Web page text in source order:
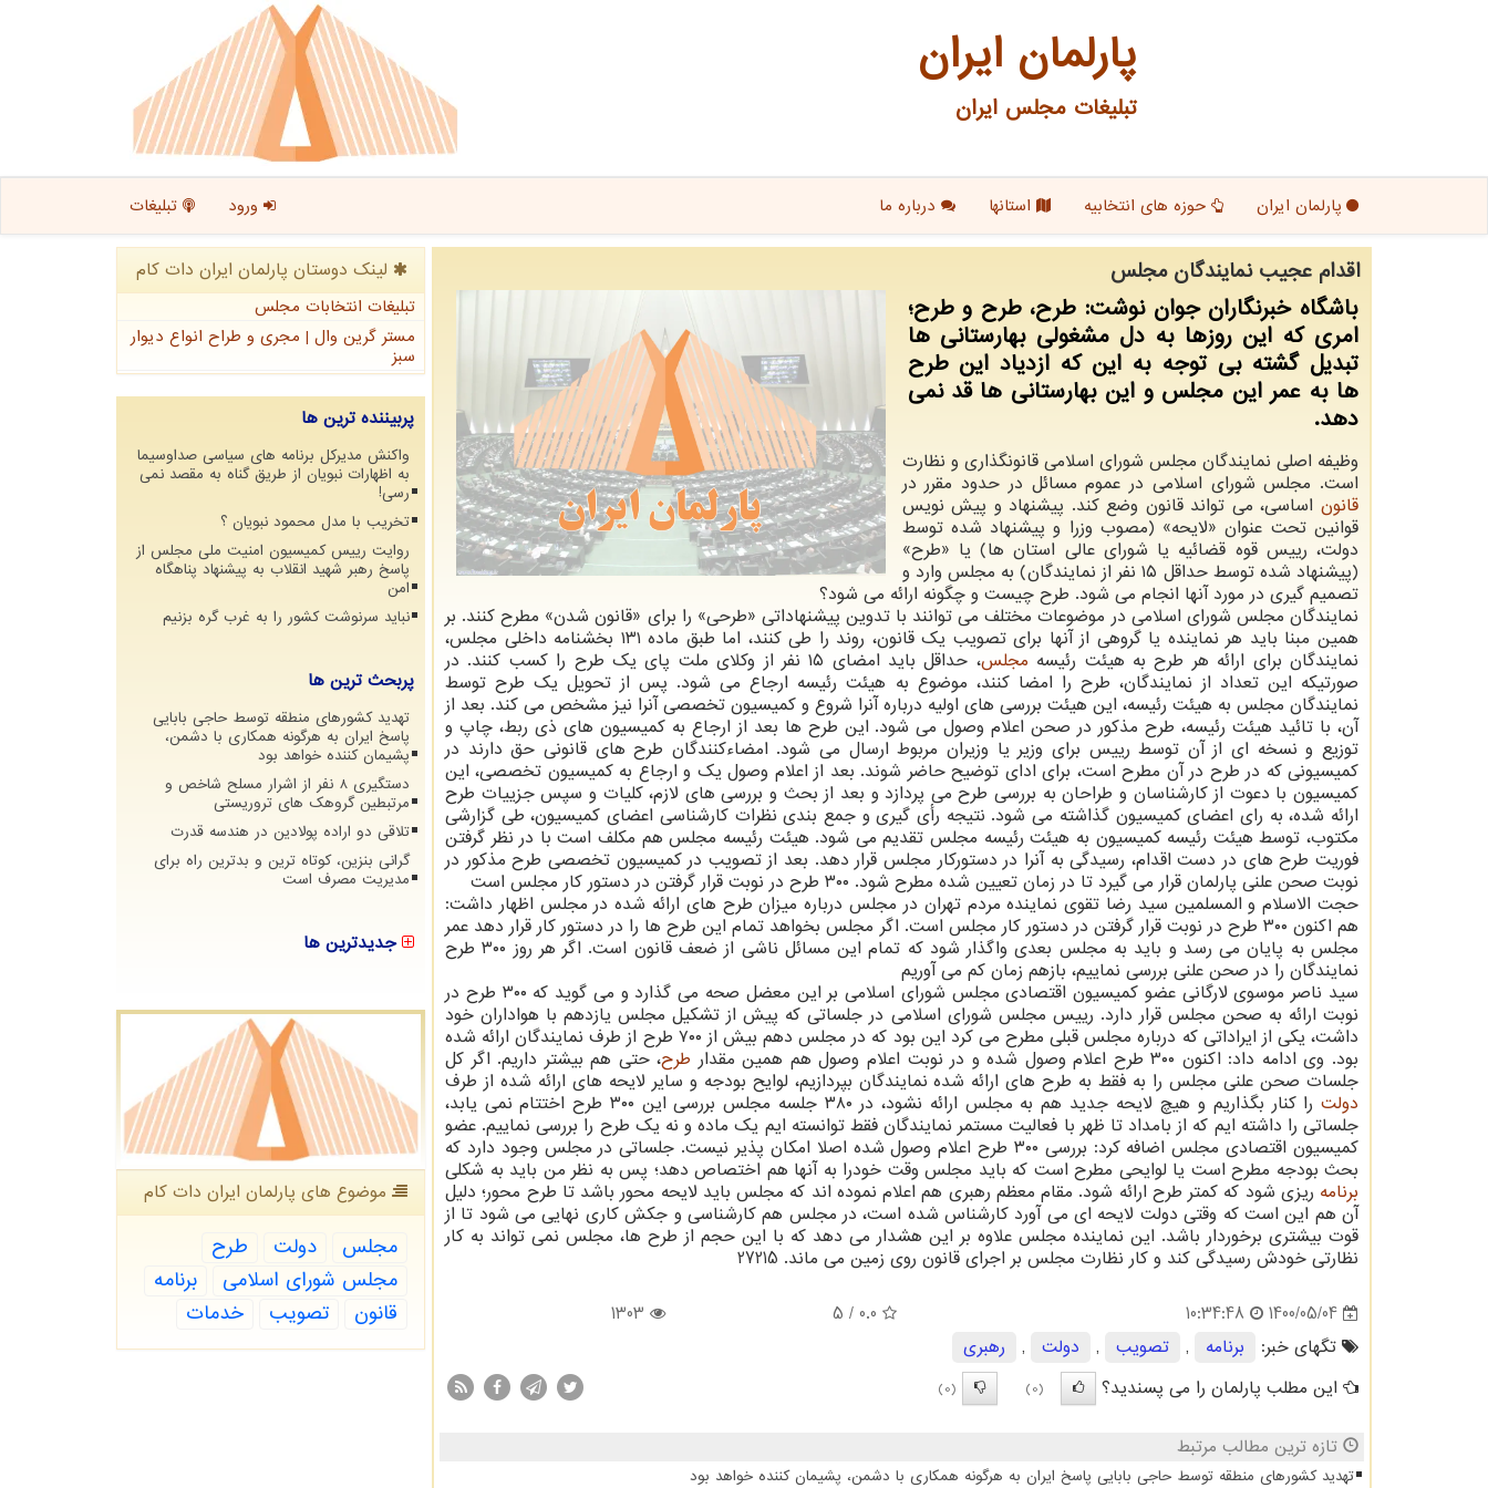
پارلمان ایران
تبلیغات مجلس ایران
پارلمان ایران حوزه های انتخابیه استانها درباره ما ورود تبلیغات
اقدام عجیب نمایندگان مجلس
باشگاه خبرنگاران جوان نوشت: طرح، طرح و طرح؛
امری که این روزها به دل مشغولی بهارستانی ها
تبدیل گشته بی توجه به این که ازدیاد این طرح
ها به عمر این مجلس و این بهارستانی ها قد نمی
دهد.
وظیفه اصلی نمایندگان مجلس شورای اسلامی قانونگذاری و نظارت
است. مجلس شورای اسلامی در عموم مسائل در حدود مقرر در
قانون اساسی، می تواند قانون وضع کند. پیشنهاد و پیش نویس
قوانین تحت عنوان «لایحه» (مصوب وزرا و پیشنهاد شده توسط
دولت، رییس قوه قضائیه یا شورای عالی استان ها) یا «طرح»
(پیشنهاد شده توسط حداقل ۱۵ نفر از نمایندگان) به مجلس وارد و
تصمیم گیری در مورد آنها انجام می شود. طرح چیست و چگونه ارائه می شود؟
نمایندگان مجلس شورای اسلامی در موضوعات مختلف می توانند با تدوین پیشنهاداتی «طرحی» را برای «قانون شدن» مطرح کنند. بر
همین مبنا باید هر نماینده یا گروهی از آنها برای تصویب یک قانون، روند را طی کنند، اما طبق ماده ۱۳۱ بخشنامه داخلی مجلس،
نمایندگان برای ارائه هر طرح به هیئت رئیسه مجلس
، حداقل باید امضای ۱۵ نفر از وکلای ملت پای یک طرح را کسب کنند. در
صورتیکه این تعداد از نمایندگان، طرح را امضا کنند، موضوع به هیئت رئیسه ارجاع می شود. پس از تحویل یک طرح توسط
نمایندگان مجلس به هیئت رئیسه، این هیئت بررسی های اولیه درباره آنرا شروع و کمیسیون تخصصی آنرا نیز مشخص می کند. بعد از
آن، با تائید هیئت رئیسه، طرح مذکور در صحن اعلام وصول می شود. این طرح ها بعد از ارجاع به کمیسیون های ذی ربط، چاپ و
توزیع و نسخه ای از آن توسط رییس برای وزیر یا وزیران مربوط ارسال می‏ شود. امضاءکنندگان طرح های قانونی حق دارند در
کمیسیونی که در طرح در آن مطرح است، برای ادای توضیح حاضر شوند. بعد از اعلام وصول یک و ارجاع به کمیسیون تخصصی، این
کمیسیون با دعوت از کارشناسان و طراحان به بررسی طرح می پردازد و بعد از بحث و بررسی های لازم، کلیات و سپس جزییات طرح
ارائه شده، به رای اعضای کمیسیون گذاشته می شود. نتیجه رأی گیری و جمع­ بندی نظرات کارشناسی اعضای کمیسیون، طی گزارشی
مکتوب، توسط هیئت رئیسه کمیسیون به هیئت رئیسه مجلس تقدیم می­ شود. هیئت رئیسه مجلس هم مکلف است با در نظر گرفتن
فوریت طرح­ های در دست اقدام، رسیدگی به آنرا در دستورکار مجلس قرار دهد. بعد از تصویب در کمیسیون تخصصی طرح مذکور در
نوبت صحن علنی پارلمان قرار می گیرد تا در زمان تعیین شده مطرح شود. ۳۰۰ طرح در نوبت قرار گرفتن در دستور کار مجلس است
حجت الاسلام و المسلمین سید رضا تقوی نماینده مردم تهران در مجلس درباره میزان طرح های ارائه شده در مجلس اظهار داشت:
هم اکنون ۳۰۰ طرح در نوبت قرار گرفتن در دستور کار مجلس است. اگر مجلس بخواهد تمام این طرح ها را در دستور کار قرار دهد عمر
مجلس به پایان می رسد و باید به مجلس بعدی واگذار شود که تمام این مسائل ناشی از ضعف قانون است. اگر هر روز ۳۰۰ طرح
نمایندگان را در صحن علنی بررسی نماییم، بازهم زمان کم می آوریم
سید ناصر موسوی لارگانی عضو کمیسیون اقتصادی مجلس شورای اسلامی بر این معضل صحه می گذارد و می گوید که ۳۰۰ طرح در
نوبت ارائه به صحن مجلس قرار دارد. رییس مجلس شورای اسلامی در جلساتی که پیش از تشکیل مجلس یازدهم با هواداران خود
داشت، یکی از ایراداتی که درباره مجلس قبلی مطرح می کرد این بود که در مجلس دهم بیش از ۷۰۰ طرح از طرف نمایندگان ارائه شده
بود. وی ادامه داد: اکنون ۳۰۰ طرح اعلام وصول شده و در نوبت اعلام وصول هم همین مقدار
طرح، حتی هم بیشتر داریم. اگر کل
جلسات صحن علنی مجلس را به فقط به طرح های ارائه شده نمایندگان بپردازیم، لوایح بودجه و سایر لایحه های ارائه شده از طرف
دولت
را کنار بگذاریم و هیچ لایحه جدید هم به مجلس ارائه نشود، در ۳۸۰ جلسه مجلس بررسی این ۳۰۰ طرح اختتام نمی یابد،
جلساتی را داشته ایم که از بامداد تا ظهر با فعالیت مستمر نمایندگان فقط توانسته ایم یک ماده و نه یک طرح را بررسی نماییم. عضو
کمیسیون اقتصادی مجلس اضافه کرد: بررسی ۳۰۰ طرح اعلام وصول شده اصلا امکان پذیر نیست. جلساتی در مجلس وجود دارد که
بحث بودجه مطرح است یا لوایحی مطرح است که باید مجلس وقت خودرا به آنها هم اختصاص دهد؛ پس به نظر من باید به شکلی
برنامه ریزی شود که کمتر طرح ارائه شود. مقام معظم رهبری هم اعلام نموده اند که مجلس باید لایحه محور باشد تا طرح محور؛ دلیل
آن هم این است که وقتی دولت لایحه ای می آورد کارشناس شده است، در مجلس هم کارشناسی و جکش کاری نهایی می شود تا از
قوت بیشتری برخوردار باشد. این نماینده مجلس علاوه بر این هشدار می دهد که با این حجم از طرح ها، مجلس نمی تواند به کار
نظارتی خودش رسیدگی کند و کار نظارت مجلس بر اجرای قانون روی زمین می ماند. 27215
1400/05/04
10:34:48
0.0
/ 5
1303
تگهای خبر:
برنامه , تصویب , دولت ,
رهبری
این مطلب پارلمان را می پسندید؟
(0)
(0)
تازه ترین مطالب مرتبط
تهدید کشورهای منطقه توسط حاجی بابایی پاسخ ایران به هرگونه همکاری با دشمن، پشیمان کننده خواهد بود
لینک دوستان پارلمان ایران دات كام
تبلیغات انتخابات مجلس
مستر گرین وال | مجری و طراح انواع دیوار
سبز
پربیننده ترین ها
واکنش مدیرکل برنامه های سیاسی صداوسیما
به اظهارات نبویان از طریق گناه به مقصد نمی
رسی!
تخریب با مدل محمود نبویان ؟
روایت رییس کمیسیون امنیت ملی مجلس از
پاسخ رهبر شهید انقلاب به پیشنهاد پناهگاه
امن
نباید سرنوشت کشور را به غرب گره بزنیم
پربحث ترین ها
تهدید کشورهای منطقه توسط حاجی بابایی
پاسخ ایران به هرگونه همکاری با دشمن،
پشیمان کننده خواهد بود
دستگیری 8 نفر از اشرار مسلح شاخص و
مرتبطین گروهک های تروریستی
تلاقی دو اراده پولادین در هندسه قدرت
گرانی بنزین، کوتاه ترین و بدترین راه برای
مدیریت مصرف است
جدیدترین ها
موضوع های پارلمان ایران دات كام
مجلس دولت
طرح
مجلس شورای اسلامی
برنامه
قانون
تصویب خدمات